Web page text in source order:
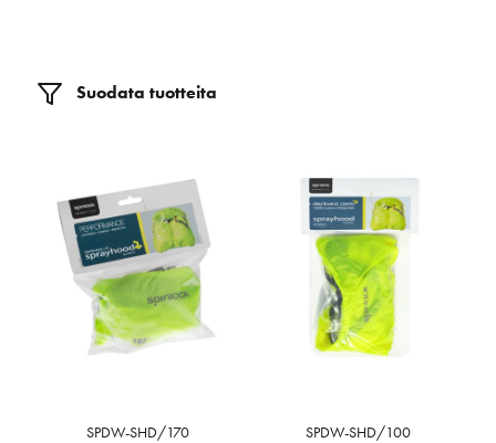
Suodata tuotteita
SPDW-SHD/170 SPDW-SHD/100